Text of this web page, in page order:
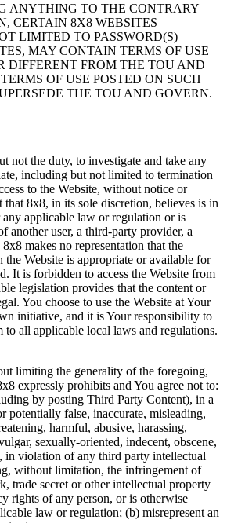
ANYTHING TO THE CONTRARY
CERTAIN 8X8 WEBSITES
LIMITED TO PASSWORD(S)
MAY CONTAIN TERMS OF USE
DIFFERENT FROM THE TOU AND
OF USE POSTED ON SUCH
THE TOU AND GOVERN.
not the duty, to investigate and take any
including but not limited to termination
to the Website, without notice or
8x8, in its sole discretion, believes is in
applicable law or regulation or is
another user, a third-party provider, a
makes no representation that the
Website is appropriate or available for
It is forbidden to access the Website from
legislation provides that the content or
You choose to use the Website at Your
initiative, and it is Your responsibility to
to all applicable local laws and regulations.
limiting the generality of the foregoing,
expressly prohibits and You agree not to:
by posting Third Party Content), in a
potentially false, inaccurate, misleading,
harmful, abusive, harassing,
sexually-oriented, indecent, obscene,
in violation of any third party intellectual
without limitation, the infringement of
trade secret or other intellectual property
rights of any person, or is otherwise
law or regulation; (b) misrepresent an